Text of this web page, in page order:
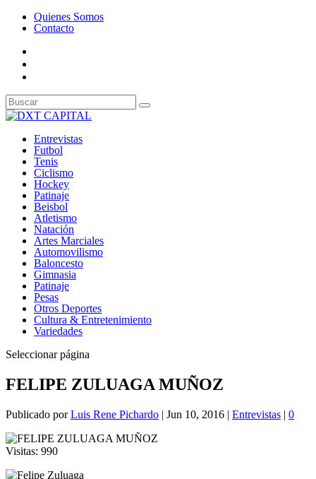
Quienes Somos
Contacto
Entrevistas
Futbol
Tenis
Ciclismo
Hockey
Patinaje
Beisbol
Atletismo
Natación
Artes Marciales
Automovilismo
Baloncesto
Gimnasia
Patinaje
Pesas
Otros Deportes
Cultura & Entretenimiento
Variedades
Seleccionar página
FELIPE ZULUAGA MUÑOZ
Publicado porLuis Rene Pichardo | Jun 10, 2016 | Entrevistas | 0
Visitas: 990